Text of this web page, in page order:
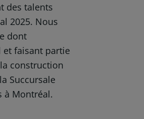
des talents
2025. Nous
dont
et faisant partie
construction
Succursale
à Montréal.